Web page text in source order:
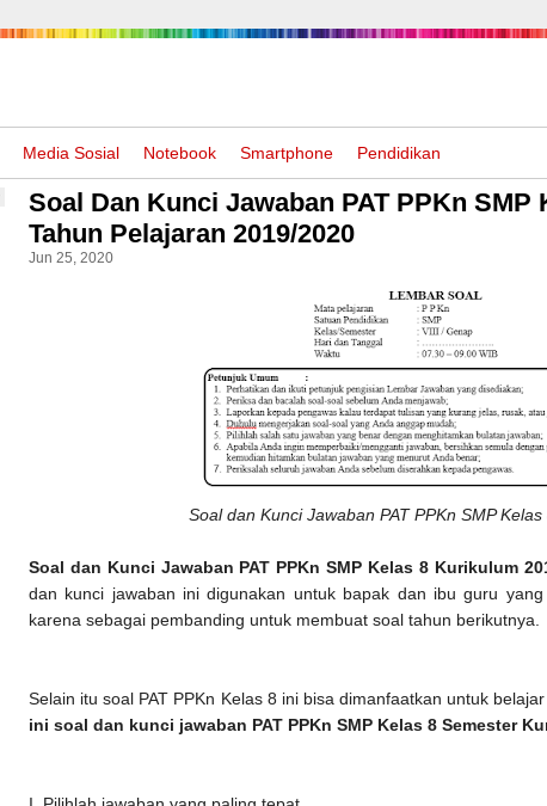
Media Sosial Notebook Smartphone Pendidikan
Soal Dan Kunci Jawaban PAT PPKn
Tahun Pelajaran 2019/2020
Jun 25, 2020
Soal dan Kunci Jawaban PAT PPKn SMP
Soal dan Kunci Jawaban PAT PPKn SMP Kelas 8 Kurikulum
dan kunci jawaban ini digunakan untuk bapak dan ibu guru
karena sebagai pembanding untuk membuat soal tahun berikutnya.
Selain itu soal PAT PPKn Kelas 8 ini bisa dimanfaatkan untuk
ini soal dan kunci jawaban PAT PPKn SMP Kelas 8 Semester